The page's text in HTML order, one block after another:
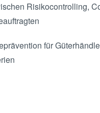
Risikocontrolling,
für